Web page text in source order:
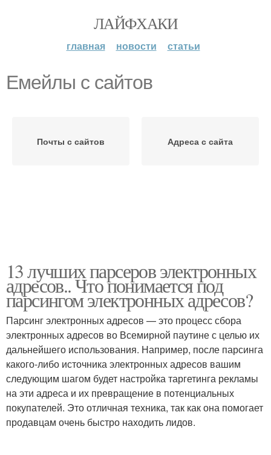
ЛАЙФХАКИ
главная новости статьи
Емейлы с сайтов
Почты с сайтов Адреса с сайта
13 лучших парсеров электронных
адресов.. Что понимается под
парсингом электронных адресов?
Парсинг электронных адресов — это процесс сбора
электронных адресов во Всемирной паутине с целью их
дальнейшего использования. Например, после парсинга
какого-либо источника электронных адресов вашим
следующим шагом будет настройка таргетинга рекламы
на эти адреса и их превращение в потенциальных
покупателей. Это отличная техника, так как она помогает
продавцам очень быстро находить лидов.